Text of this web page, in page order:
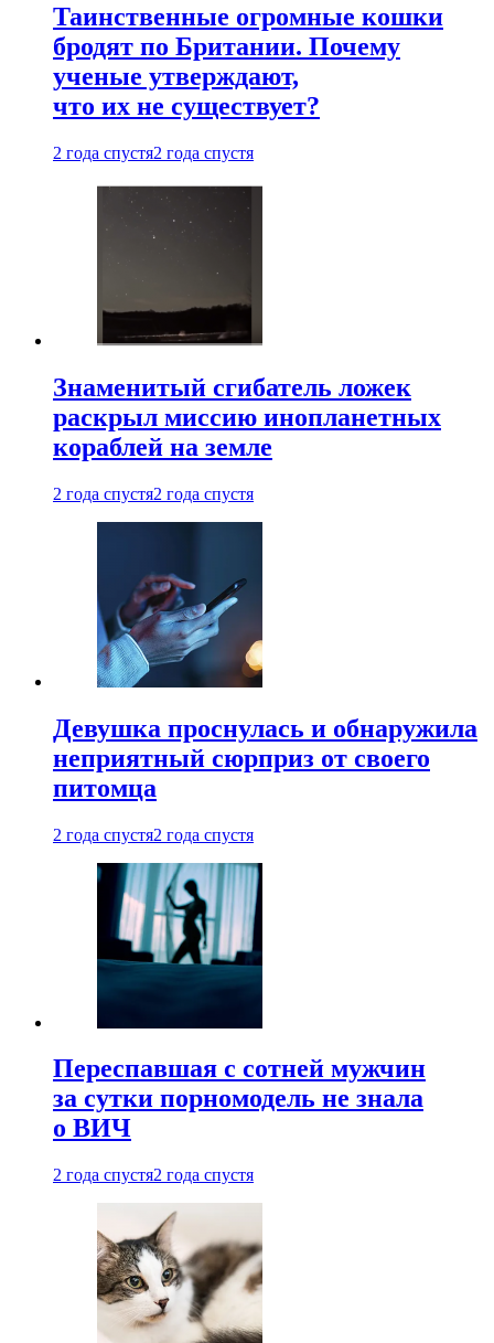
Таинственные огромные кошки
бродят по Британии. Почему
ученые утверждают,
что их не существует?
2 года спустя2 года спустя
Знаменитый сгибатель ложек
раскрыл миссию инопланетных
кораблей на земле
2 года спустя2 года спустя
Девушка проснулась и обнаружила
неприятный сюрприз от своего
питомца
2 года спустя2 года спустя
Переспавшая с сотней мужчин
за сутки порномодель не знала
о ВИЧ
2 года спустя2 года спустя